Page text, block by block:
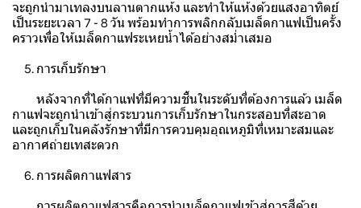
จะถูกนำมาเทลงบนลานตากแห้ง และทำให้แห้งด้วยแสงอาทิตย์
เป็นระยะเวลา 7 - 8 วัน พร้อมทำการพลิกกลับเมล็ดกาแฟเป็นครั้ง
คราวเพื่อให้เมล็ดกาแฟระเหยน้ำได้อย่างสม่ำเสมอ
5. การเก็บรักษา
หลังจากที่ได้กาแฟที่มีความชื้นในระดับที่ต้องการแล้ว เมล็ด
กาแฟจะถูกนำเข้าสู่กระบวนการเก็บรักษาในกระสอบที่สะอาด
และถูกเก็บในคลังรักษาที่มีการควบคุมอุณหภูมิที่เหมาะสมและ
อากาศถ่ายเทสะดวก
6. การผลิตกาแฟสาร